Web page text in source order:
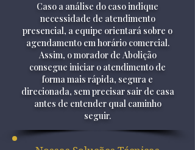
Caso a análise do caso indique
necessidade de atendimento
presencial, a equipe orientará sobre o
agendamento em horário comercial.
Assim, o morador de Abolição
consegue iniciar o atendimento de
forma mais rápida, segura e
direcionada, sem precisar sair de casa
antes de entender qual caminho
seguir.